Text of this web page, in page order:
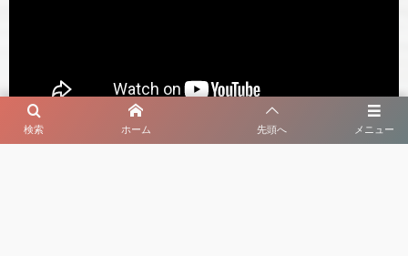
セルビア暮らしのオヤ 最新動画 メニュー
検索 ホーム 先頭へ